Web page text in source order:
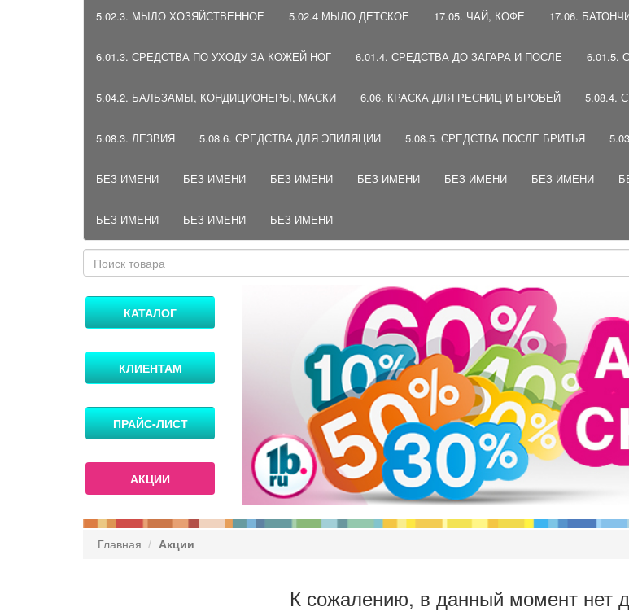
5.02.3. МЫЛО ХОЗЯЙСТВЕННОЕ 5.02.4 МЫЛО ДЕТСКОЕ 17.05. ЧАЙ, КОФЕ 17.06.
6.01.3. СРЕДСТВА ПО УХОДУ ЗА КОЖЕЙ НОГ 6.01.4. СРЕДСТВА ДО ЗАГАРА И ПОСЛЕ 6.01.5.
5.04.2. БАЛЬЗАМЫ, КОНДИЦИОНЕРЫ, МАСКИ 6.06. КРАСКА ДЛЯ РЕСНИЦ И БРОВЕЙ 5.08.4.
5.08.3. ЛЕЗВИЯ 5.08.6. СРЕДСТВА ДЛЯ ЭПИЛЯЦИИ 5.08.5. СРЕДСТВА ПОСЛЕ БРИТЬЯ
БЕЗ ИМЕНИ БЕЗ ИМЕНИ БЕЗ ИМЕНИ БЕЗ ИМЕНИ БЕЗ ИМЕНИ БЕЗ ИМЕНИ
БЕЗ ИМЕНИ БЕЗ ИМЕНИ БЕЗ ИМЕНИ
КАТАЛОГ
КЛИЕНТАМ
ПРАЙС-ЛИСТ
АКЦИИ
Главная Акции
К сожалению, в данный момент нет